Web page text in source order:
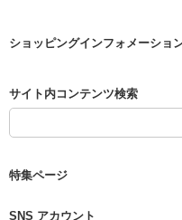
ショッピングインフォメーショ
サイト内コンテンツ検索
特集ページ
SNS アカウント